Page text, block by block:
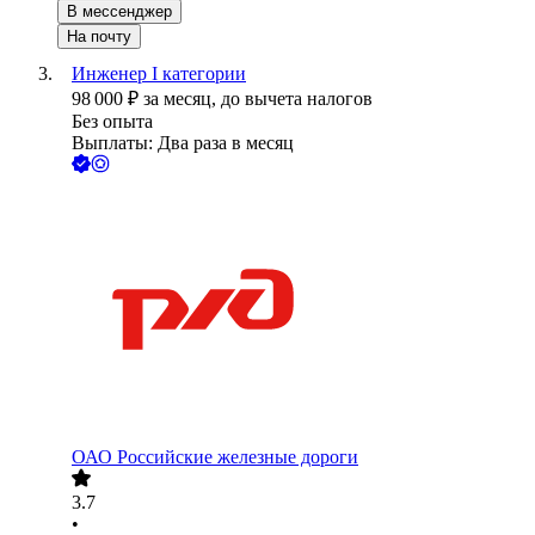
В мессенджер
На почту
Инженер I категории
98 000 ₽ за месяц, до вычета налогов
Без опыта
Выплаты: Два раза в месяц
ОАО Российские железные дороги
3.7
•